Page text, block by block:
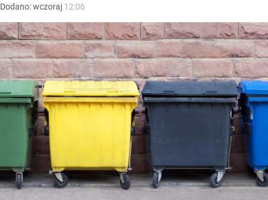
Dodano:wczoraj 12:06